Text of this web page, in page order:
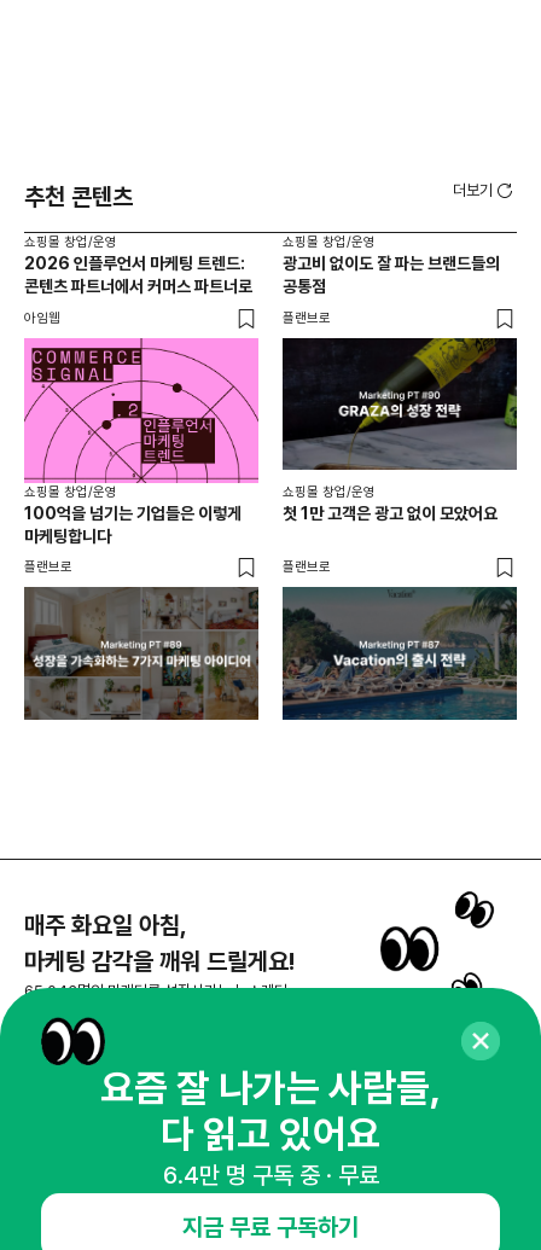
추천 콘텐츠 더보기
쇼핑몰 창업/운영
2026 인플루언서 마케팅 트렌드:
콘텐츠 파트너에서 커머스 파트너로
아임웹
쇼핑몰 창업/운영
광고비 없이도 잘 파는 브랜드들의
공통점
플랜브로
쇼핑몰 창업/운영
100억을 넘기는 기업들은 이렇게
마케팅합니다
플랜브로
쇼핑몰 창업/운영
첫 1만 고객은 광고 없이 모았어요
플랜브로
매주 화요일 아침,
마케팅 감각을 깨워 드릴게요!
65,043명의 마케터를 성장시키는 뉴스레터
뉴스레터 구독하기
공지사항 제휴문의
인사이터 신청
요즘 잘 나가는 사람들,
다 읽고 있어요
6.4만 명 구독 중 · 무료
지금 무료 구독하기